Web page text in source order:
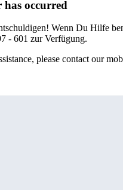
occurred
Wenn Du Hilfe
- 601 zur Verfügung.
please contact our